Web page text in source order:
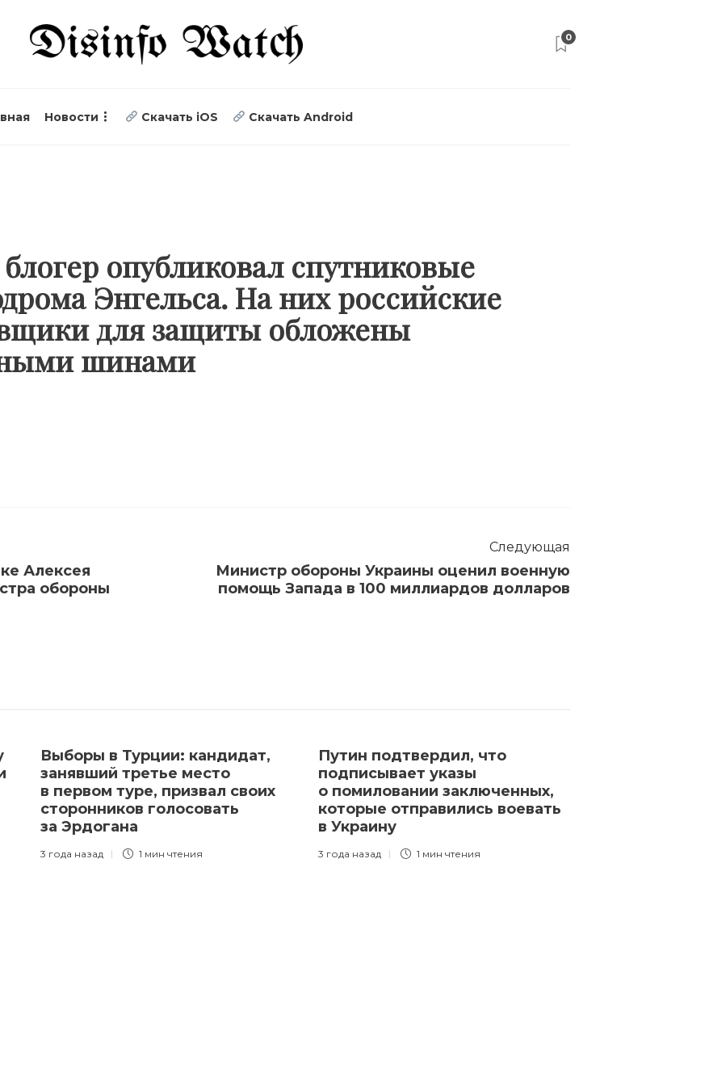
0
Новости Скачать iOS Скачать Android
опубликовал спутниковые
Энгельса. На них российские
для защиты обложены
шинами
Алексея
обороны
Следующая
Министр обороны Украины оценил военную
помощь Запада в 100 миллиардов долларов
Выборы в Турции: кандидат,
занявший третье место
в первом туре, призвал своих
сторонников голосовать
за Эрдогана
3 года назад 1 мин чтения
Путин подтвердил, что
подписывает указы
о помиловании заключенных,
которые отправились воевать
в Украину
3 года назад 1 мин чтения